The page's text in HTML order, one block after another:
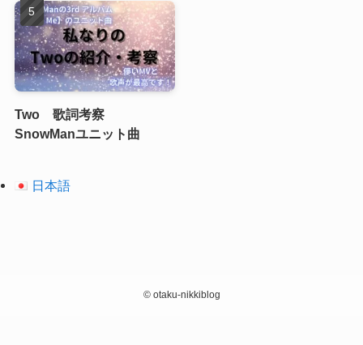
Two 歌詞考察
SnowManユニット曲
日本語
©otaku-nikkiblog